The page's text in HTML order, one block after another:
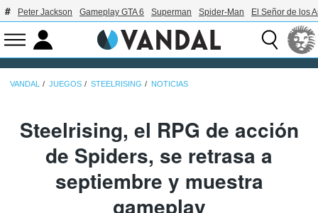
Peter Jackson Gameplay GTA 6 Superman Spider-Man El Señor de los
VANDAL JUEGOS STEELRISING NOTICIAS
Steelrising, el RPG de acción
de Spiders, se retrasa a
septiembre y muestra
gameplay